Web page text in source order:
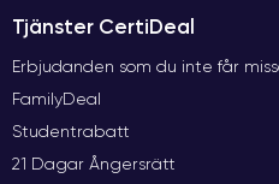
Tjänster CertiDeal
Erbjudanden som du inte får
FamilyDeal
Studentrabatt
21 Dagar Ångersrätt